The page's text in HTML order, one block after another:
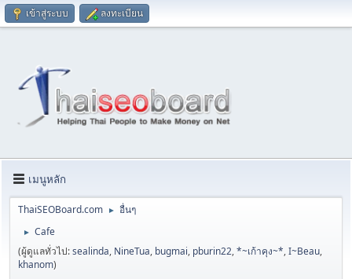
เข้าสู่ระบบ ลงทะเบียน
เมนูหลัก
ThaiSEOBoard.com ► อื่นๆ
►
Cafe
(ผู้ดูแลทั่วไป:sealinda, NineTua, bugmai, pburin22,*~เก้าคุง~*,I~Beau,
khanom)